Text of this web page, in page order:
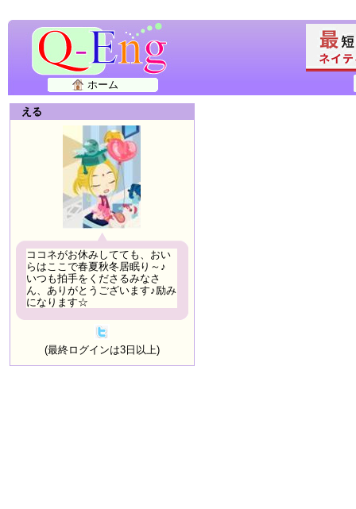
ホーム
える
ココネがお休みしてても、おい
らはここで春夏秋冬居眠り～♪
いつも拍手をくださるみなさ
ん、ありがとうございます♪励み
になります☆
(最終ログインは3日以上)